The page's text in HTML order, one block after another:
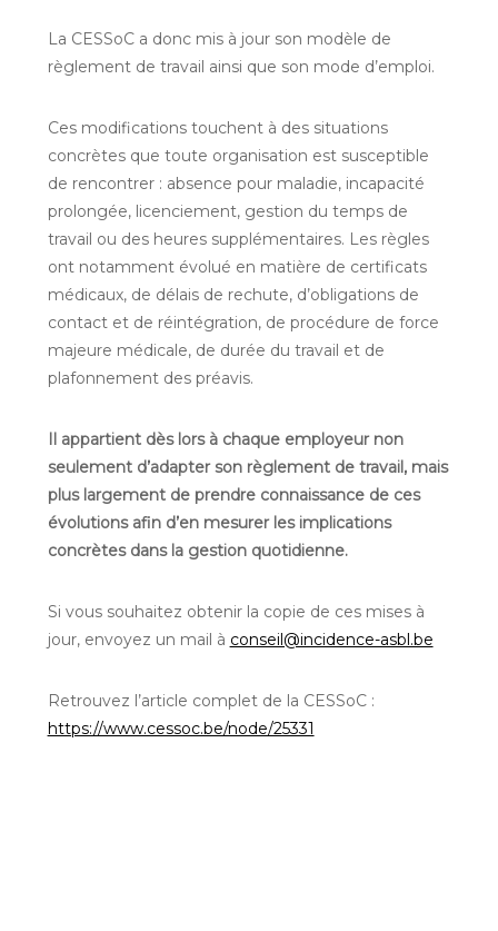
La CESSoC a donc mis à jour son modèle de
règlement de travail ainsi que son mode d’emploi.
Ces modifications touchent à des situations
concrètes que toute organisation est susceptible
de rencontrer : absence pour maladie, incapacité
prolongée, licenciement, gestion du temps de
travail ou des heures supplémentaires. Les règles
ont notamment évolué en matière de certificats
médicaux, de délais de rechute, d’obligations de
contact et de réintégration, de procédure de force
majeure médicale, de durée du travail et de
plafonnement des préavis.
Il appartient dès lors à chaque employeur non
seulement d’adapter son règlement de travail, mais
plus largement de prendre connaissance de ces
évolutions afin d’en mesurer les implications
concrètes dans la gestion quotidienne.
Si vous souhaitez obtenir la copie de ces mises à
jour, envoyez un mail à conseil@incidence-asbl.be
Retrouvez l’article complet de la CESSoC :
https://www.cessoc.be/node/25331